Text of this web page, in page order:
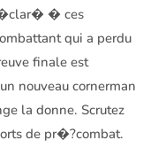
� ces
qui a perdu
finale est
nouveau cornerman
la donne. Scrutez
de pr�?combat.